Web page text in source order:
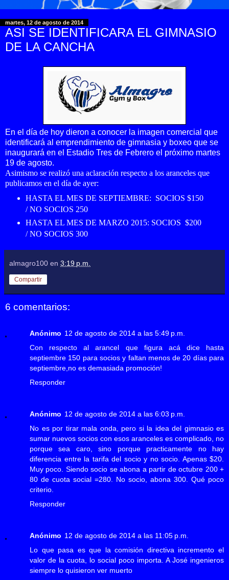
martes, 12 de agosto de 2014
ASI SE IDENTIFICARA EL GIMNASIO
DE LA CANCHA
En el día de hoy dieron a conocer la imagen comercial que
identificará al emprendimiento de gimnasia y boxeo que se
inaugurará en el Estadio Tres de Febrero el próximo martes
19 de agosto.
Asimismo se realizó una aclaración respecto a los aranceles que
publicamos en el día de ayer:
HASTA EL MES DE SEPTIEMBRE: SOCIOS $150
/ NO SOCIOS 250
HASTA EL MES DE MARZO 2015: SOCIOS $200
/ NO SOCIOS 300
almagro100 en 3:19 p.m.
Compartir
6 comentarios:
Anónimo 12 de agosto de 2014 a las 5:49 p.m.
Con respecto al arancel que figura acá dice hasta
septiembre 150 para socios y faltan menos de 20 días para
septiembre,no es demasiada promoción!
Responder
Anónimo 12 de agosto de 2014 a las 6:03 p.m.
No es por tirar mala onda, pero si la idea del gimnasio es
sumar nuevos socios con esos aranceles es complicado, no
porque sea caro, sino porque practicamente no hay
diferencia entre la tarifa del socio y no socio. Apenas $20.
Muy poco. Siendo socio se abona a partir de octubre 200 +
80 de cuota social =280. No socio, abona 300. Qué poco
criterio.
Responder
Anónimo 12 de agosto de 2014 a las 11:05 p.m.
Lo que pasa es que la comisión directiva incremento el
valor de la cuota, lo social poco importa. A José ingenieros
siempre lo quisieron ver muerto